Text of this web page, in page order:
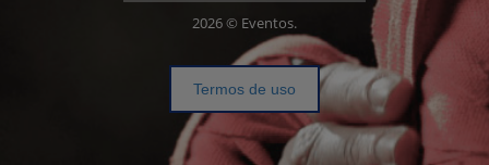
2026 © Eventos.
Termos de uso
Aceitar